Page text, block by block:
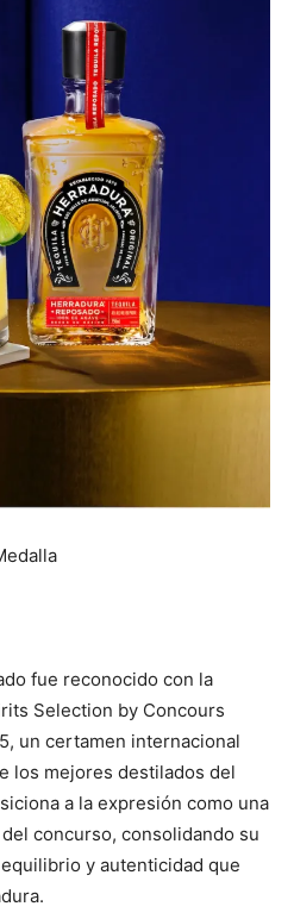
fue reconocido con la
Selection by Concours
un certamen internacional
los mejores destilados del
a la expresión como una
concurso, consolidando su
y autenticidad que